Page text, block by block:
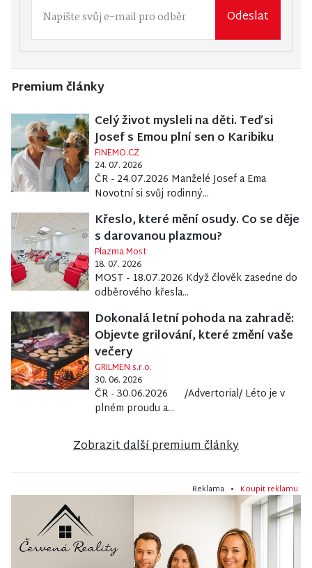
Odeslat
Premium články
Celý život mysleli na děti. Teď si
Josef s Emou plní sen o Karibiku
FINEMO.CZ
24. 07. 2026
ČR - 24.07.2026 Manželé Josef a Ema
Novotní si svůj rodinný...
Křeslo, které mění osudy. Co se děje
s darovanou plazmou?
Plazma Most
18. 07. 2026
MOST - 18.07.2026 Když člověk zasedne do
odběrového křesla...
Dokonalá letní pohoda na zahradě:
Objevte grilování, které změní vaše
večery
GRILMEN s.r.o.
30. 06. 2026
ČR - 30.06.2026 /Advertorial/ Léto je v
plném proudu a...
Zobrazit další premium články
Reklama • Koupit reklamu